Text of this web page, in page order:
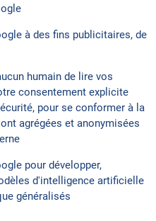
à des fins publicitaires, de
humain de lire vos
consentement explicite
pour se conformer à la
agrégées et anonymisées
pour développer,
d'intelligence artificielle
généralisés